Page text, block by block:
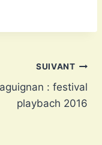
SUIVANT
: festival
playbach 2016